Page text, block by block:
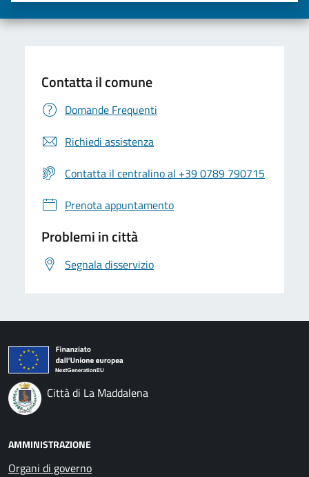
Contatta il comune
Domande Frequenti
Richiedi assistenza
Contatta il centralino al +39 0789 790715
Prenota appuntamento
Problemi in città
Segnala disservizio
Città di La Maddalena
AMMINISTRAZIONE
Organi di governo